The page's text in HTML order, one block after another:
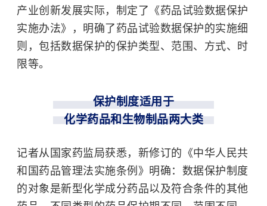
产业创新发展实际，制定了《药品试验数据保护
实施办法》，明确了药品试验数据保护的实施细
则，包括数据保护的保护类型、范围、方式、时
限等。
保护制度适用于
化学药品和生物制品两大类
记者从国家药监局获悉，新修订的《中华人民共
和国药品管理法实施条例》明确：数据保护制度
的对象是新型化学成分药品以及符合条件的其他